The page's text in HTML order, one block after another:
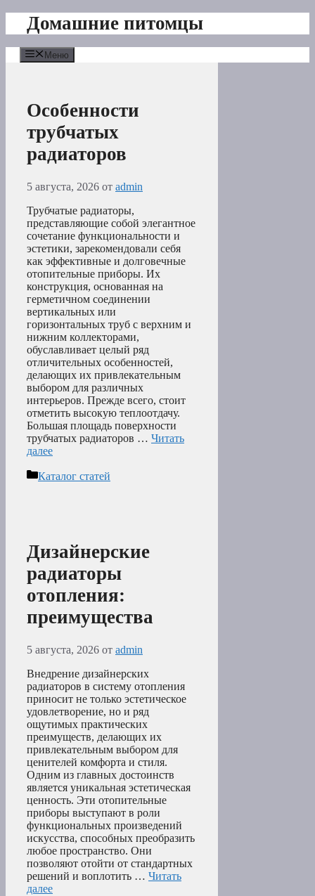
Перейти
Домашние питомцы
Меню
Особенности
трубчатых
радиаторов
5 августа, 2026 от admin
Трубчатые радиаторы,
представляющие собой элегантное
сочетание функциональности и
эстетики, зарекомендовали себя
как эффективные и долговечные
отопительные приборы. Их
конструкция, основанная на
герметичном соединении
вертикальных или
горизонтальных труб с верхним и
нижним коллекторами,
обуславливает целый ряд
отличительных особенностей,
делающих их привлекательным
выбором для различных
интерьеров. Прежде всего, стоит
отметить высокую теплоотдачу.
Большая площадь поверхности
трубчатых радиаторов … Читать
далее
Рубрики
Каталог статей
Дизайнерские
радиаторы
отопления:
преимущества
5 августа, 2026 от admin
Внедрение дизайнерских
радиаторов в систему отопления
приносит не только эстетическое
удовлетворение, но и ряд
ощутимых практических
преимуществ, делающих их
привлекательным выбором для
ценителей комфорта и стиля.
Одним из главных достоинств
является уникальная эстетическая
ценность. Эти отопительные
приборы выступают в роли
функциональных произведений
искусства, способных преобразить
любое пространство. Они
позволяют отойти от стандартных
решений и воплотить … Читать
далее